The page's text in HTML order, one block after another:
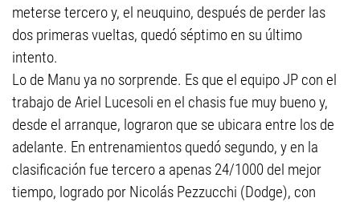
meterse tercero y, el neuquino, después de perder las
dos primeras vueltas, quedó séptimo en su último
intento.
Lo de Manu ya no sorprende. Es que el equipo JP con el
trabajo de Ariel Lucesoli en el chasis fue muy bueno y,
desde el arranque, lograron que se ubicara entre los de
adelante. En entrenamientos quedó segundo, y en la
clasificación fue tercero a apenas 24/1000 del mejor
tiempo, logrado por Nicolás Pezzucchi (Dodge), con